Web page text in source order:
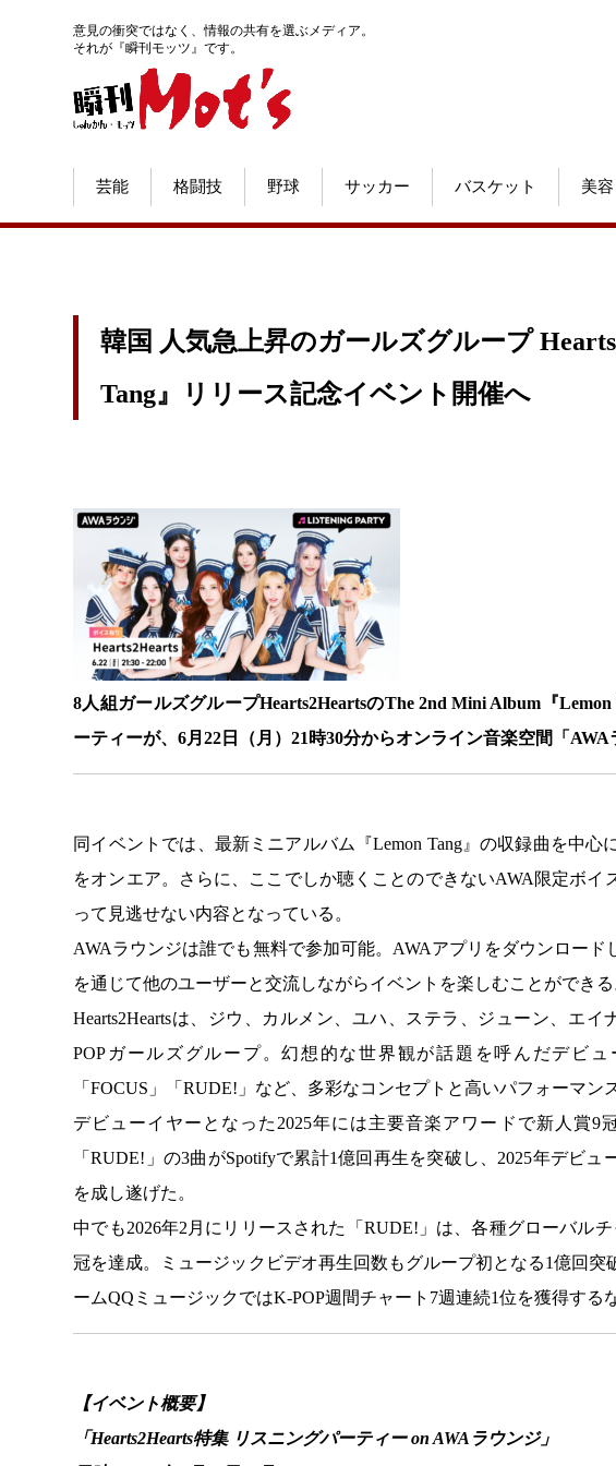
意見の衝突ではなく、情報の共有を選ぶメディア。
それが『瞬刊モッツ』です。
芸能 格闘技 野球 サッカー バスケット 美
韓国 人気急上昇のガールズグループ
Tang』リリース記念イベント開催へ
8人組ガールズグループHearts2HeartsのThe 2nd Mini Album『
ーティーが、6月22日（月）21時30分からオンライン音楽空間「AWA
同イベントでは、最新ミニアルバム『Lemon Tang』の収録曲を中
をオンエア。さらに、ここでしか聴くことのできないAWA限定ボイ
って見逃せない内容となっている。
AWAラウンジは誰でも無料で参加可能。AWAアプリをダウンロー
を通じて他のユーザーと交流しながらイベントを楽しむことができる
Hearts2Heartsは、ジウ、カルメン、ユハ、ステラ、ジューン、エ
POPガールズグループ。幻想的な世界観が話題を呼んだデビュ
「FOCUS」「RUDE!」など、多彩なコンセプトと高いパフォーマン
デビューイヤーとなった2025年には主要音楽アワードで新人賞9
「RUDE!」の3曲がSpotifyで累計1億回再生を突破し、2025年デビ
を成し遂げた。
中でも2026年2月にリリースされた「RUDE!」は、各種グローバル
冠を達成。ミュージックビデオ再生回数もグループ初となる1億回
ームQQミュージックではK-POP週間チャート7週連続1位を獲得する
【イベント概要】
「Hearts2Hearts特集 リスニングパーティー on AWAラウンジ」